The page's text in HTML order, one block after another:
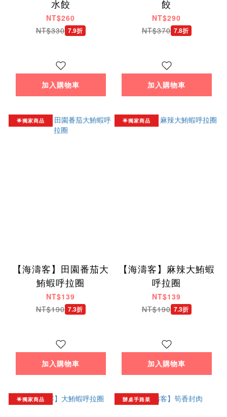
水餃
NT$260
NT$330 7.9折
加入購物車
餃
NT$290
NT$370 7.8折
加入購物車
🌟獨家商品
【海濤客】田園番茄大
鮪蝦呼拉圈
NT$139
NT$190 7.3折
加入購物車
🌟獨家商品
【海濤客】麻辣大鮪蝦
呼拉圈
NT$139
NT$190 7.3折
加入購物車
🌟獨家商品 辦桌手路菜